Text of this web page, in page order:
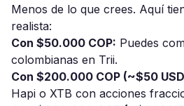
Menos de lo que crees. Aquí
realista:
Con $50.000 COP: Puedes
colombianas en Trii.
Con $200.000 COP (~$50
Hapi o XTB con acciones